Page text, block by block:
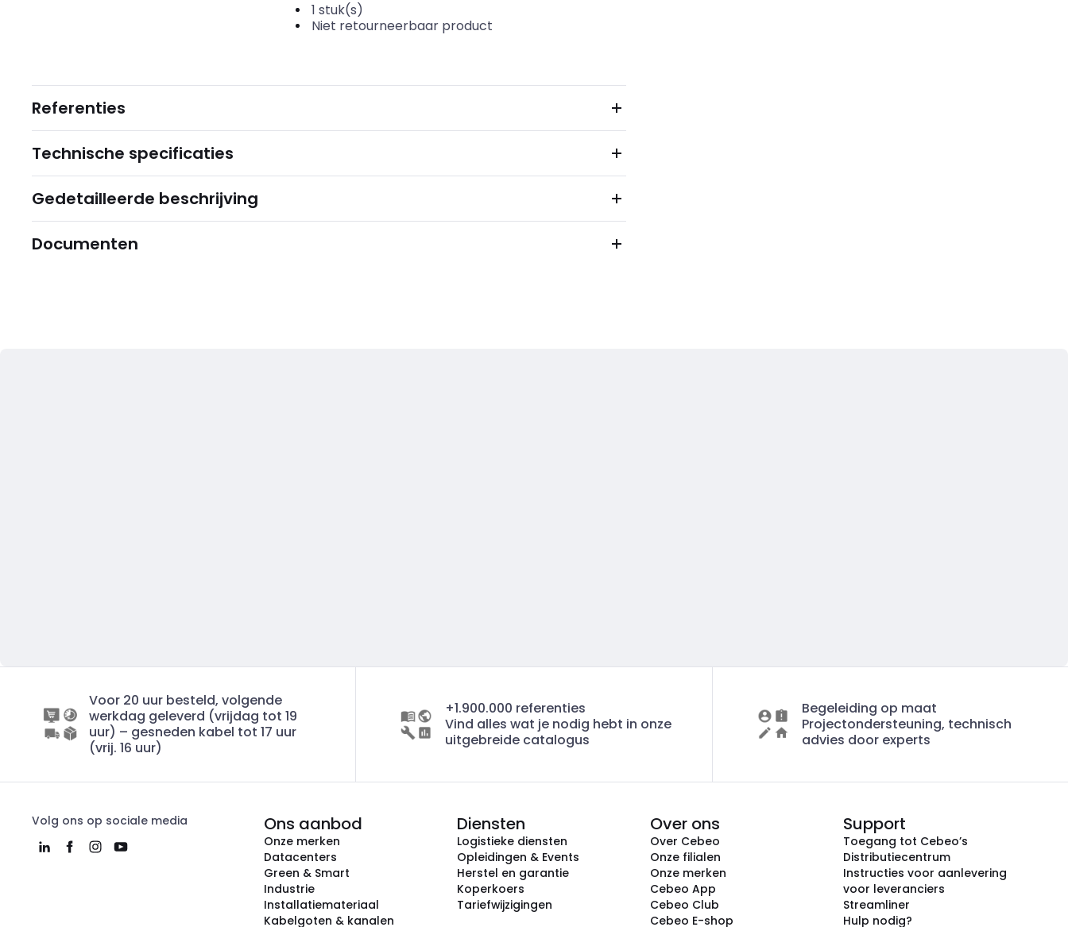
1 stuk(s)
Niet retourneerbaar product
Referenties
Technische specificaties
Gedetailleerde beschrijving
Documenten
Voor 20 uur besteld, volgende
werkdag geleverd (vrijdag tot 19
uur) – gesneden kabel tot 17 uur
(vrij. 16 uur)
+1.900.000 referenties
Vind alles wat je nodig hebt in onze
uitgebreide catalogus
Begeleiding op maat
Projectondersteuning, technisch
advies door experts
Volg ons op sociale media Ons aanbod
Onze merken
Datacenters
Green & Smart
Industrie
Installatiemateriaal
Kabelgoten & kanalen
Diensten
Logistieke diensten
Opleidingen & Events
Herstel en garantie
Koperkoers
Tariefwijzigingen
Over ons
Over Cebeo
Onze filialen
Onze merken
Cebeo App
Cebeo Club
Cebeo E-shop
Support
Toegang tot Cebeo’s
Distributiecentrum
Instructies voor aanlevering
voor leveranciers
Streamliner
Hulp nodig?